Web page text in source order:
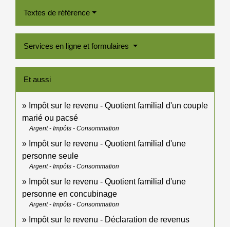
Textes de référence
Services en ligne et formulaires
Et aussi
Impôt sur le revenu - Quotient familial d'un couple
marié ou pacsé
Argent - Impôts - Consommation
Impôt sur le revenu - Quotient familial d'une
personne seule
Argent - Impôts - Consommation
Impôt sur le revenu - Quotient familial d'une
personne en concubinage
Argent - Impôts - Consommation
Impôt sur le revenu - Déclaration de revenus